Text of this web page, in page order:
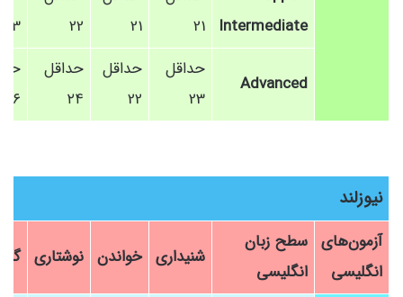
Intermediate
21
21
22
23
Advanced
حداقل
23
حداقل
22
حداقل
۲۴
۲۶
نیوزلند
آزمون‌های
انگلیسی
سطح زبان
انگلیسی
شنیداری خواندن نوشتاری